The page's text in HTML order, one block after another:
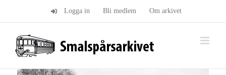
Logga in Bli medlem Om arkivet